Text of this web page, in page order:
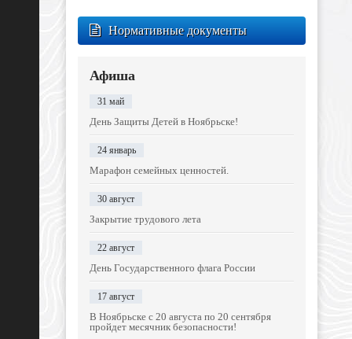
Нормативные документы
Афиша
31 май
День Защиты Детей в Ноябрьске!
24 январь
Марафон семейных ценностей.
30 август
Закрытие трудового лета
22 август
День Государственного флага России
17 август
В Ноябрьске с 20 августа по 20 сентября
пройдет месячник безопасности!